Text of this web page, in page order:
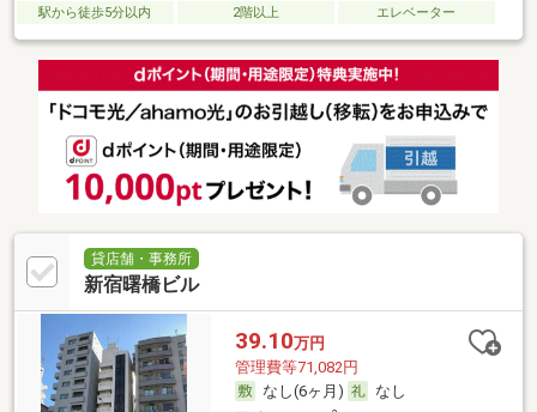
駅から徒歩5分以内 2階以上 エレベーター
貸店舗・事務所
新宿曙橋ビル
39.10万円
管理費等71,082円
なし(6ヶ月)
なし